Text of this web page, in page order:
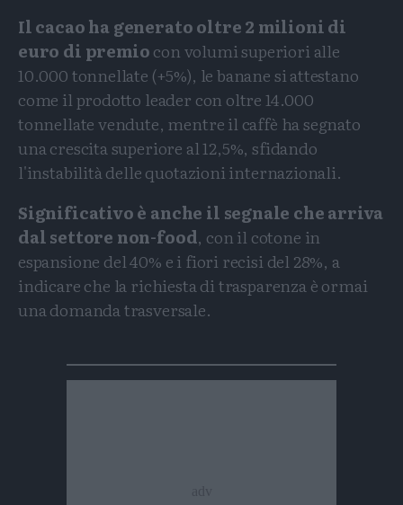
Il cacao ha generato oltre 2 milioni di
euro di premiocon volumi superiori alle
10.000 tonnellate (+5%), le banane si attestano
come il prodotto leader con oltre 14.000
tonnellate vendute, mentre il caffè ha segnato
una crescita superiore al 12,5%, sfidando
l'instabilità delle quotazioni internazionali.
Significativo è anche il segnale che arriva
dal settore non-food, con il cotone in
espansione del 40% e i fiori recisi del 28%, a
indicare che la richiesta di trasparenza è ormai
una domanda trasversale.